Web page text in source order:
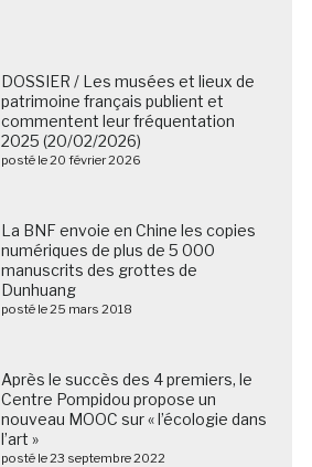
DOSSIER / Les musées et lieux de
patrimoine français publient et
commentent leur fréquentation
2025 (20/02/2026)
posté le 20 février 2026
La BNF envoie en Chine les copies
numériques de plus de 5 000
manuscrits des grottes de
Dunhuang
posté le 25 mars 2018
Après le succès des 4 premiers, le
Centre Pompidou propose un
nouveau MOOC sur « l’écologie dans
l’art »
posté le 23 septembre 2022